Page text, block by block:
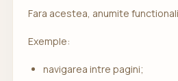
Fara acestea, anumite
Exemple:
navigarea intre pagini;